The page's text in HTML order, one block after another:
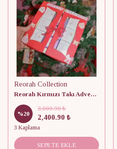
Reorah Collection
Reorah Kırmızı Takı Advent Calendar 9 Adet
%20
3,000.90 ₺
2,400.90 ₺
3 Kaplama
SEPETE EKLE